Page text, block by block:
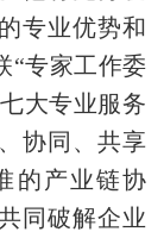
专业优势和
“专家工作委
大专业服务
协同、共享
的产业链协
同破解企业